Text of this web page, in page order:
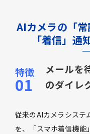
AIカメラの「
「着信」
メールを
のダイレ
従来のAIカメラシステ
を、「スマホ着信機能